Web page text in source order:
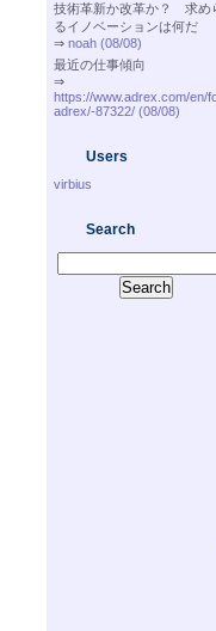
技術革新か改革か？ 求め
るイノベーションは何だ
⇒ noah (08/08)
最近の仕事傾向
⇒
https://www.adrex.com/en/
adrex/-87322/ (08/08)
Users
virbius
Search